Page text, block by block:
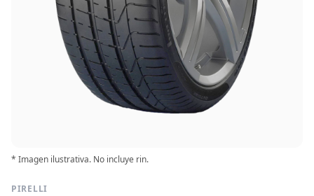
* Imagen ilustrativa. No incluye rin.
PIRELLI